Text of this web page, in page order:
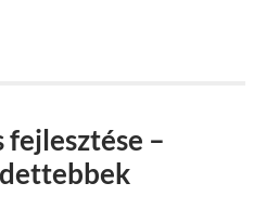
fejlesztése –